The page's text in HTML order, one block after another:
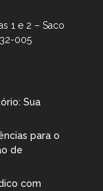
1 e 2 – Saco
005
Sua
para o
de
com